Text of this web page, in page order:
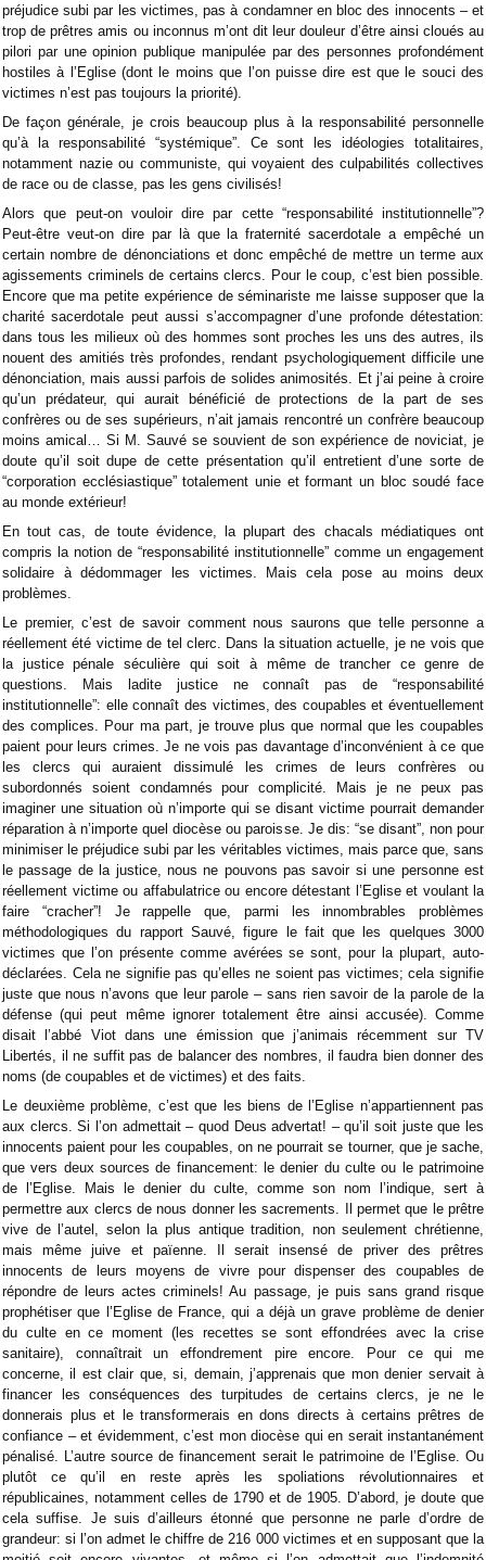
préjudice subi par les victimes, pas à condamner en bloc des innocents – et
trop de prêtres amis ou inconnus m’ont dit leur douleur d’être ainsi cloués au
pilori par une opinion publique manipulée par des personnes profondément
hostiles à l’Eglise (dont le moins que l’on puisse dire est que le souci des
victimes n’est pas toujours la priorité).
De façon générale, je crois beaucoup plus à la responsabilité personnelle
qu’à la responsabilité “systémique”. Ce sont les idéologies totalitaires,
notamment nazie ou communiste, qui voyaient des culpabilités collectives
de race ou de classe, pas les gens civilisés!
Alors que peut-on vouloir dire par cette “responsabilité institutionnelle”?
Peut-être veut-on dire par là que la fraternité sacerdotale a empêché un
certain nombre de dénonciations et donc empêché de mettre un terme aux
agissements criminels de certains clercs. Pour le coup, c’est bien possible.
Encore que ma petite expérience de séminariste me laisse supposer que la
charité sacerdotale peut aussi s’accompagner d’une profonde détestation:
dans tous les milieux où des hommes sont proches les uns des autres, ils
nouent des amitiés très profondes, rendant psychologiquement difficile une
dénonciation, mais aussi parfois de solides animosités. Et j’ai peine à croire
qu’un prédateur, qui aurait bénéficié de protections de la part de ses
confrères ou de ses supérieurs, n’ait jamais rencontré un confrère beaucoup
moins amical… Si M. Sauvé se souvient de son expérience de noviciat, je
doute qu’il soit dupe de cette présentation qu’il entretient d’une sorte de
“corporation ecclésiastique” totalement unie et formant un bloc soudé face
au monde extérieur!
En tout cas, de toute évidence, la plupart des chacals médiatiques ont
compris la notion de “responsabilité institutionnelle” comme un engagement
solidaire à dédommager les victimes. Mais cela pose au moins deux
problèmes.
Le premier, c’est de savoir comment nous saurons que telle personne a
réellement été victime de tel clerc. Dans la situation actuelle, je ne vois que
la justice pénale séculière qui soit à même de trancher ce genre de
questions. Mais ladite justice ne connaît pas de “responsabilité
institutionnelle”: elle connaît des victimes, des coupables et éventuellement
des complices. Pour ma part, je trouve plus que normal que les coupables
paient pour leurs crimes. Je ne vois pas davantage d’inconvénient à ce que
les clercs qui auraient dissimulé les crimes de leurs confrères ou
subordonnés soient condamnés pour complicité. Mais je ne peux pas
imaginer une situation où n’importe qui se disant victime pourrait demander
réparation à n’importe quel diocèse ou paroisse. Je dis: “se disant”, non pour
minimiser le préjudice subi par les véritables victimes, mais parce que, sans
le passage de la justice, nous ne pouvons pas savoir si une personne est
réellement victime ou affabulatrice ou encore détestant l’Eglise et voulant la
faire “cracher”! Je rappelle que, parmi les innombrables problèmes
méthodologiques du rapport Sauvé, figure le fait que les quelques 3000
victimes que l’on présente comme avérées se sont, pour la plupart, auto-
déclarées. Cela ne signifie pas qu’elles ne soient pas victimes; cela signifie
juste que nous n’avons que leur parole – sans rien savoir de la parole de la
défense (qui peut même ignorer totalement être ainsi accusée). Comme
disait l’abbé Viot dans une émission que j’animais récemment sur TV
Libertés, il ne suffit pas de balancer des nombres, il faudra bien donner des
noms (de coupables et de victimes) et des faits.
Le deuxième problème, c’est que les biens de l’Eglise n’appartiennent pas
aux clercs. Si l’on admettait – quod Deus advertat! – qu’il soit juste que les
innocents paient pour les coupables, on ne pourrait se tourner, que je sache,
que vers deux sources de financement: le denier du culte ou le patrimoine
de l’Eglise. Mais le denier du culte, comme son nom l’indique, sert à
permettre aux clercs de nous donner les sacrements. Il permet que le prêtre
vive de l’autel, selon la plus antique tradition, non seulement chrétienne,
mais même juive et païenne. Il serait insensé de priver des prêtres
innocents de leurs moyens de vivre pour dispenser des coupables de
répondre de leurs actes criminels! Au passage, je puis sans grand risque
prophétiser que l’Eglise de France, qui a déjà un grave problème de denier
du culte en ce moment (les recettes se sont effondrées avec la crise
sanitaire), connaîtrait un effondrement pire encore. Pour ce qui me
concerne, il est clair que, si, demain, j’apprenais que mon denier servait à
financer les conséquences des turpitudes de certains clercs, je ne le
donnerais plus et le transformerais en dons directs à certains prêtres de
confiance – et évidemment, c’est mon diocèse qui en serait instantanément
pénalisé. L’autre source de financement serait le patrimoine de l’Eglise. Ou
plutôt ce qu’il en reste après les spoliations révolutionnaires et
républicaines, notamment celles de 1790 et de 1905. D’abord, je doute que
cela suffise. Je suis d’ailleurs étonné que personne ne parle d’ordre de
grandeur: si l’on admet le chiffre de 216 000 victimes et en supposant que la